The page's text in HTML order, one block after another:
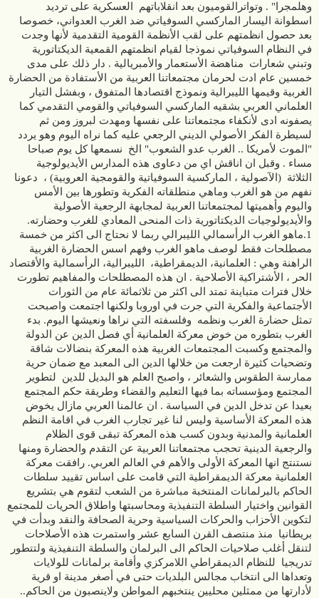
وهلمجرا" . وتواترالقوميون بعد انقلاباتهم العسكرية على ترديد
اسطوانة اليسار الماركسي السوفياتي ضد الغرب العدواني، خصوصا
بعد حصول انظمتهم على لقب الأنظمة القومية التقدمية لأنها وجدت
في النظام السوفياتي نموذجا لقيام انظمتهم القمعية الديكتاتورية
وتبني شعارات مناهضة الأستعمار والأمبريالية . دار ذلك على مدى
خمسين عام ادت لحرمان مجتمعاتنا العربية من الأستفادة من الحضارة
الغربية وقيمها الليبرالية ونموذج اقتصادها المتفوق ، وبفشل التيار
العلماني العربي بشقيه الماركسي السوفياتي والقومي التقدمي كما
يصفونه ادى لأنكفاء مجتمعاتنا على نفسها ومهدت لبروز ومن ثم
لسيطرة الفكر الأصولي الديني الرجعي عليه كما نراه اليوم وهو يردد
"الموت لأمريكا .. الغرب عدو الشعوب" الخ نسمعها كل يوم صباحا
مساء . وقبل ان اناقش اي من دعاوى هذه المدارس الأيديولوجية
الثلاثة (الآصولية ، الماركسية السوفياتية والقومجية العروبية) ، دعونا
نفهم من هو الغرب وماهي منطلقاته الفكرية وتطورها بين الأمس
واليوم وأهميتها لمجتمعاتنا العربية لمجابهة الرجعية الأصولية
والأيديولوجيات الديكتاتورية ذات المنحى المعادي للغرب وحضارته.
1.ماهو الغرب الرأسمالي الليبرالي ربما لا نحتاج الى اكثر من خمسة مصطلحات فقط لوصف ماهو الغرب وفهم اسس الحضارة الغربية الراهنة وهي : العلمانية، الديمقراطية، الليبرالية، الرأسمالية والأقتصاد الحر ، الأشتراكية الأصلاحية . ان هذه المصطلحات والمفاهيم تطورت خلال فترات متباينة تمتد الى اكثر من ثلاثمائة عام من الثورات الأجتماعية والفكرية التي جرت في اوروبا ولكنها اجتمعت واصبحت تمثل حضارة الغرب ونظمه وفلسفته التي نراها ونعيشها اليوم. بدء الغرب بتطوره من خوض معركة العلمانية أي فصل الدين عن الدولة والمجتمع وكسبت المجتمعات الغربية هذه المعركة بنضالات شاقة وتضحيات كثيرة ارجعت من خلالها الدين الى المعبد مع ضمان حرية ممارسة الطقوس والشعائر ، واصبح العلم هو البديل للدين لتطوير المجتمع ومؤسساته بما فيها التعليم والقضاء وطريقة حكم المجتمع بعيدا عن تدخل الدين في السياسة . ان عالمنا العربي مازال يخوض هذه المعركة الأساسية وليس لنا غير تجارب الغرب في اقامة النظم العلمانية والمدنية وبدون كسب هذه المعركة تبقى قوى الظلام والرجعية الدينية تحجب مجتمعاتنا العربية عن التقدم والحضارة ومنها نستنتج انها المعركة الأولى والأهم في العالم العربي. رافقت معركة العلمانية معركة الديمقراطية التي قامت على اساس تقييد سلطات الحاكم بالبرلمانات المنتخبة مباشرة من الشعب لتقوم هي بتشريع القوانين واختيار السلطة التنفيذية ومحاسبتها واطلاق الحريات للمجتمع لتكوين الأحزاب والحركات السياسية وحرية الصحافة والنقد وبدأت في بريطانيا منذ منتصف القرن السابع عشر واستمرت هذه الأصلاحات لتنقل أغلب صلاحيات الحاكم الى البرلمان والسلطة التنفيذية ولتتطور تدريجيا للنظام الديمقراطي اللامركزي وأقامة برلمانات للولايات وتعداها الى انتخاب مجالس البلديات حتى في أصغر مدينة او قرية لأدارتها من ممثلين محليين ينتخبهم المواطن ولاينصبون من الحاكم.. وبدأت الديمقراطية الحديثة تتشكل من هذه الأصلاحات الى التداول السلمي للسلطة وفصل السلطات الثلاث وتحديد مسؤوليات الحاكم وسلطاته على كافة النستويات ومحاسبته واقصاءه عند للتقصير وفق تصويت البرلمانات المنتخبة على مستوى الدولة و الولايات وحتى مجالس المدن والقصبات. والغرب هنا في فلسفته وتجاربه هو مصدر اساس في اقامة النظم الديمقراطية واصلاحها وهي المعركة الكبيرة الثانية التي تخوضها شعوبنا العربية وليس لنا غير الغرب مرجعا في تجاربه لأقامة النظم الديمقراطية وانجاحها باجتهادنا وفق ظروف بلداننا بالطبع. إن الليبرالية ، أي فلسفة الحقوق والحريات ، هي انتاج مباشر لفكر الثورة الفرنسية عام 1789 التي طرحت مفهوم المواطن بدل مفهوم " الرعية" وهو مفهوم قانوني تطور لتعريف حقوقه وحرياته الأساسية وتم تثبتها كمواد أساسية ولأول مرة في التاريخ في الدستورين الفرنسي والأمريكي في فترة واحدة تقريبا نهاية القرن الثامن عشر، ومنه تم تطوير مفهوم الديمقراطية الكلاسيكية الى الديمقراطية الليبرالية الأجتماعية ،التي ضمنت للمواطن اضافة لحرية الأنتخاب، حرية الرأي والمعتقد والنشر والصحافة وصولا الى مكتسبات القرن العشرين بقائمة كبيرة وواسعة من الحريات الشخصية والحقوق المدنية وحقوق المرأة وحقوق الأقليات وضمان حقوق التعدد الثقافي وغيرها مما نعرفه اليوم من حقوق في المجتمعات الغربية التي نصفها بالليبرالية. ويخوض عالمنا العربي اليوم معركة الحريات بشراسة مع قوى الظلام وهو الأحوج اليوم لتجارب الغرب وسياساته وممارساته وقوانينه التي تضمن للفرد اولا حقوقه قبل حقوق الجماعة التي يختفي خلفها الأصوليون والمؤدلجون ، والمقولة الليبرالية الشهيرة تقول "اذا ضمنت حقوق الفرد تكون قد ضمنت ايضا حقوق الجماعة وليس العكس" وهذه طبعا نقطة الخلاف الأساسية مع التيارات المؤدلجة الثلاثة سواء مع المدرسة الظلامية التي تضع مصلحة الدين فوق الفرد، والقومجية تضع مصلحة الأمة اولا، والمدرسة الماركسية السوفياتية تضع مصلحة الطبقة العاملة التي يمثلها الحزب القائد فوق حقوق الفرد وحرياته . ويمكن الأستدلال على ديكتاتورية الأنظمة التي قامت على اسس هذه الأيديولوجيات الثلاثة رغم قيامها ولو شكلا بالأنتخابات لمجالس الشعب او برلمانات شكلية من خلال عدم توافر الحريات الليبرالية وبالذات المتعلقة بحرية الرأي والتعبير والصحافة والأعلام وتأسيس الأحزاب والجمعيات ،ففي ايران مثلا تجري انتخابات برلمانية كل اربع سنوات ولكن النظام الأيراني يبقى دكتاتوريا لمنعه حرية الرأي والصحافة الحرة والأعلام المستقل الذي يستطيع انتقاد النظام او فضح تزييف الأنتخابات او ايصال صوت المعارضة ومثلها في الأتحاد السوفياتي والنظام الصدامي سابقا. ان الليبرالية التي تضع حريات وحقوق الفرد والمجتمع فوق سلطة الحاكم ومقيدا له هي اهم انجازات الحضارة الغربية وفلسفتها في الحكم على الأطلاق. ان الرأسمالية قد نشات كنظام اقتصادي مع بدايات الثورة الصناعية واختراع الألات الأنتاجية في بريطانيا نهاية القرن الثامن عشر مما مهد الأنتقال من الأقتصاد الزراعي الأقطاعي الى الصناعي وظهور طبقات العمال والرأسماليين والمدن الصناعية بصورة واضحة منذ منتصف القرن التاسع عشر. والرأسمالية كنظام اقتصادي يقوم على الربحية سواء في اختياره لنوع الأستثمار أو في ادارته له من خلال المؤسسات (الشركات) الرأسمالية، وهو نظام طبيعي لم يخترعه احد بل نشأ وتطورخلال الثورة الصناعية ليضمن اسس ادارة كفوءة وربحية عالية . ويصح هنا ان نطلق عليه انه نظام اقتصادي صرف، فهو لايعرف غير الربحية هدفا وليس هو معنيا بقيم الأخلاق والرحمة والمساواة والعدالة ، فهو يعتبرها انها ليست من مهماته بل من مهمات الدولة. ولم تستطع البشرية بعد من الأتيان بنظام اقتصادي اكثر كفاءة منه رغم جشعه لو ترك له الباب مفتوحا. وتطور مفهوم الرأسمالية نفسه عبر القرن الماضي ليتحول تدريجيا الى نظام ادارة متكاملة للأنتاج والتسويق والخدمات والأستثمار في تطوير وسائل الأنتاح بادخال التكنولوجيات الحديثة بدل المكننة لزيادة الأنتاج وتقليص الكلف وخلق ظروف الوفرة والرفاه وتوفير فرص العمالة والتشغيل ورفعها عن كاهل الدولة وزيادة المهارات والخبرات والكفاءات الوطنية بعيدا عن دوائر الدولة ومحسوبيتها وبيروقراطياتها وفسادها الأداري. واحتاج الغرب الى الأشتراكية الأصلاحية وتطوير نماذجها خلال قرابة قرن من المعارك الأجتماعية والفكرية كي يقننون هذا الأنتقال الثوري للمجتمع وفهم تناقضاته الجديدة وأهمها بين العامل والرآسمالي وبين السلطة وارباب المال والعمل واعادة صياغة مفهوم الدولة ودورها في تحقيق العدالة في المجتمع. وعليه بدأت مدارس الأشتراكية الفرنسية والفابية والماركسية تظهر لأصلاح النظام الرأسمالي الربحي واقامة نظم العدالة الأحتماعية ، وكانت أكثرها عمقا هي الماركسية ومع بداية القرن العشرين كانت هناك مدرستان للماركسية :المدرسة الآصلاحية للأحزاب الديمقراطية الأشتراكية الأوربية التي اقترحت انجاز الأشتراكية من خلال الأصلاح وسن قوانين العدالة الأحتماعية من خلال البرلمان بفرض حدود اجتماعية وقانونية ومالية على الرأسمال منها اقامة حقوق العاملين والضمان الأجتماعي وفرض ضرائب باهضة تستخدم في اقامة وتمويل سياسات الضمان الأجتماعي والصحي والحفاظ على البيئة واقامة وتطوير مرافق التعليم والصحة والبنى التحتية والأعمار لتمول من الضرائب على ارباح الرأسماليين ، مقابل ضمان حقوق الرأسمال في العمل والتوسع والربح وكذلك مقابل رفع مسألة العمالة والتشغيل عن كاهل الدولة ووضعها على كاهل الرأسمال،وهذا مكن من تصغير حجم الحكومات وموظفيها وحصر دورها بتطبيق سياسات الخدمات والتخطيط والتطوير الحضري. ان الأحزاب الأشتراكية الماركسية الأوربية هي من قاد خوض هذه المعركة الأجتماعية الأصلاحية مع الرأسمال وسادت نجاحاتها جميع دول اوروبا الغربية اليوم وتكرر نجاحها في كندا وحتى امريكا ودول جنوب شرق اسيا بتحقيق سياسات اجتماعية متقدمة دون التضحية بطبقة الرآسمال لأدارة الأستثمار والعمالة وتحديث وسائل الأنتاج ودون التضحية بالحريات الديمقراطيى والليبرالية رغم تخلف الأخيرة . والمدرسة الماركسية الأخرى للأشتراكية تبناها البلاشفة الروس وهي مدرسة ثورية تقوم على تأميم وسائل الأنتاج و ازالة الطبقة الرأسمالية نهائيا من الأقتصاد والمجتمع وتبسط الدولة يدها على كل مرافق الأنتاج والخدمات والتسويق. وقد اثبتت الحياة خلال القرن العشرين فشل هذه المدرسة من فشل التجربة الأشتراكية السوفياتية . فعدا الفشل الأقتصادي للمؤسسات البيروقراطية الأنتاجية والخدمية التي تديرها الدولة ،رافقها فشل اجتماعي وسياسي بمصادرة الحريات والحقوق السياسية والفكرية في المجتمع واقامة نظام توتاليتاري ديكتاتوري يقمع من يعارضه بأسم الطبقة العاملة التي يمثلها الحزب الشيوعي. وبعد الأنتصار السوفياتي على النازية انتقل هذا النموذج الأشتراكي السوفياتي خلال الخمسينات الى دول اوربا الشرقية والصين وفي الستينات الى العالم العربي في مصر وسوريا والعراق والجزائر وفي جميعها فشل فشلا اقتصاديا ذريعا ،ورافق تطبيق الأشتراكية السوفياتية اقامة انظمة قمعية سيطرت على حياة الناس بسيطرتها على مرافق الأقتصاد والعمل والتوظيف اي من خلال سيطرتهالاعلى معيشتهم . ويمكن اليوم أستخلاص أهم نتيجة من النموذج والتجربة للأشتراكية السوفياتية ان الأدعاء بتحقيق العدالة الأحتماعية من خلال سيطرة الدولة على الأقتصاد يفسد كلاهما العدالة والحريات والحقوق من خلال تقييد الحقوق والحريات ، ويفسد الأقتصاد كونه يصبح بيروقراطيا غير كفوء، ويؤدي لنظم وحكومات ديكتاتورية ذات اللون الواحد والحزب الواحد والقائد الأوحد . ان اجتهاد المدرسة الأشتراكية الديمقراطية الأوربية (ومنهم المناشفة الروس) القائم على ابقاء وسائل الأنتاج وادارتها بيد الرأسمال وقيام الدولة بتطبيق سياسات الأصلاح الأجتماعي التدريجي من خلال البرلمان وتطوير دور الدولة المراقب والقيام بتشريعات اجتماعية لصالح العمال وعموم المجتمع تمول من ضرائب على الرآسمال جمعت بين الحفاظ على النظم الديمقراطية والحريات الليبرالية مع العدالة الأشتراكية الأجتماعية ،وانتقلت بنجاحها لتعم كل اوروبا الغربية ومنها الى أغلب دول العالم وخلقت دولا ناجحة اقتصاديا وسياسيا خارج اوروبا وامريكا مثل اليابان وكوريا وماليزيا واندنونيسيا وغيرها، ولعل تحول الصين الى الأقتصاد الرأسمالي من الأشتراكي السوفياتي كان خاتمة القول في انتهاء وفشل تجربة ادارة الدولة للأقتصاد وانتهاء النموذج الأشتراكي السوفياتي الى الأبد . وتحول مفهوم الأشتراكية الى مفهوم لتطوير سياسات العدالة الأجتماعية وليس مفهوما لسيطرة الدولة على مرافق الأنتاج واقامة مايسمى القطاع العام ، بحيث اصبحت اليوم مقولة "ان الدولة تفشل حيثما تضع قدمها في ادارة الأقتصاد " امرا شبه مفروغ منه ، فها هو العراق مثلا باكثر من مئة شركة للقطاع العام لا انتاج فيها وتستهلك قرابة ملياري دولار سنويا ميزانية تشغيلية . وقانونا اليوم تحرم الكثير من الدول على حكوماتها منافسة مواطنيها في الأعمال والخدمات. وعموما فالرأسمالية كنظام اقتصادي اكثر تجاوبا مع قيم الديمقراطية والحريات الليبرالية كون العامل والرأسمالي كلاهما يحتاجها للدفاع عن حقوقه ومصالحه واصبحت الرأسمالية والديمقراطية الليبرالية رديفان متلازمان ، عدا مانراه في النموذج الصيني مثلا حيث يقوم الرأسمال بالعمل والنمو تحت رعاية الحزب الشيوعي الصيني الذي لايسمح لأي حزب اخر على منافسته وهو نموذج فريد ان يقوم حزب شيوعي قام كل حياته بمحاربة الرأسمالية ومخالبها في الصين ليقوم اليوم هو بتربيتها وتنميتها في نفس الصين ، انه درس بليغ لمن تبقى من المدرسة الماركسية السوفياتية التي تفهم الأشتراكية بسيطرة الدولة على وسائل الأنتاج فهو نموذج قد فشل على مدى مائة عام وحتى الصين تخلت عنه واخذت نموذج الغرب الرأسمالي الناجح والذي كانوا مع السوفيات ينعتونه بالنظام الرأسمالي الأستغلالي الأمبريالي الجشع المتوحش وغيرها من الألقاب لتخفي جوهر فلسفة نظم الغرب انها انظمة ديمقراطية ليبرالية تقيم سياسات العدالة الأجتماعية وفق الأشت